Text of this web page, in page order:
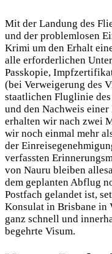
Mit der Landung des
und der problemlosen
Krimi um den Erhalt
alle erforderlichen
Passkopie,
(bei Verweigerung des
staatlichen Fluglinie
und den Nachweis
erhalten wir nach zwei
wir noch einmal mehr
der
verfassten
von Nauru bleiben
dem geplanten Abflug
Postfach gelandet ist,
Konsulat in Brisbane in
ganz schnell und
begehrte Visum.